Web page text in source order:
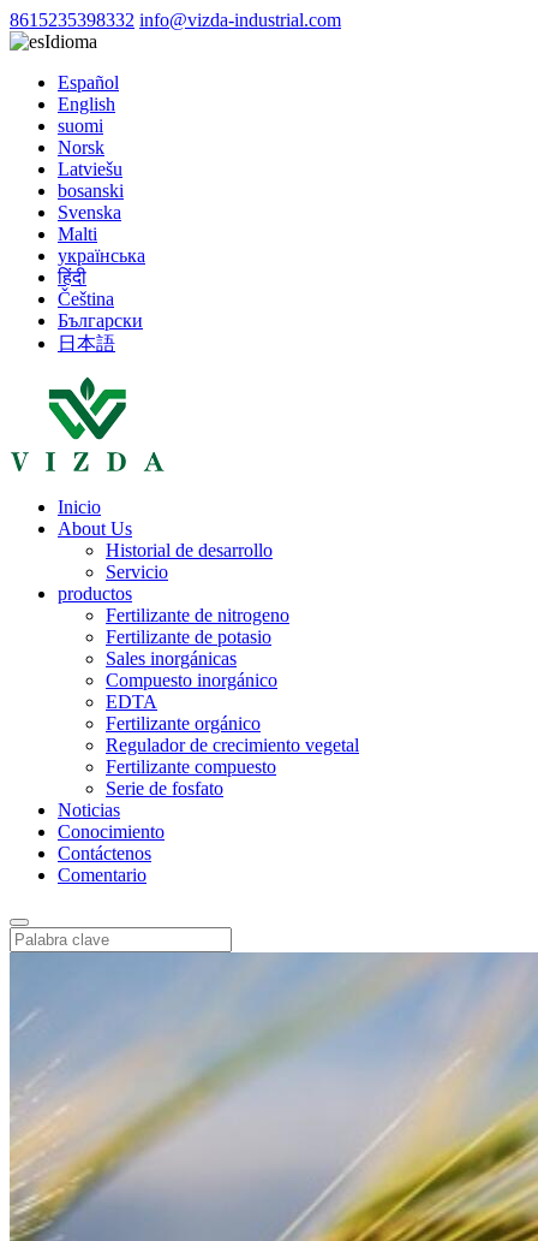
8615235398332 info@vizda-industrial.com
Idioma
Español
English
suomi
Norsk
Latviešu
bosanski
Svenska
Malti
українська
हिंदी
Čeština
Български
日本語
Inicio
About Us
Historial de desarrollo
Servicio
productos
Fertilizante de nitrogeno
Fertilizante de potasio
Sales inorgánicas
Compuesto inorgánico
EDTA
Fertilizante orgánico
Regulador de crecimiento vegetal
Fertilizante compuesto
Serie de fosfato
Noticias
Conocimiento
Contáctenos
Comentario